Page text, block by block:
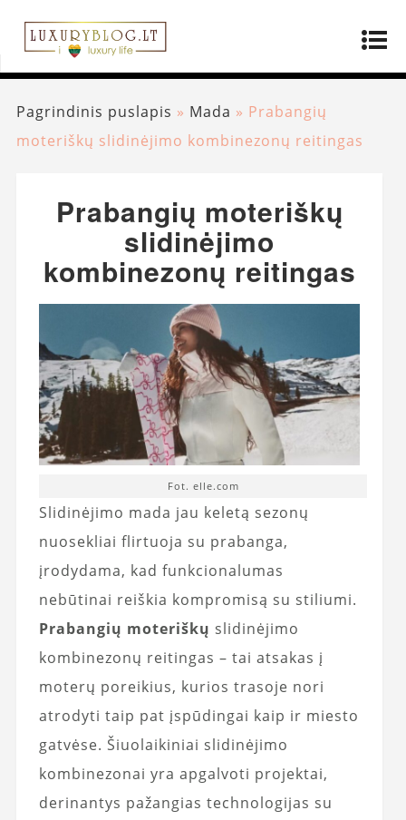
Pagrindinis puslapis » Mada » Prabangių
moteriškų slidinėjimo kombinezonų reitingas
Prabangių moteriškų
slidinėjimo
kombinezonų reitingas
Fot. elle.com
Slidinėjimo mada jau keletą sezonų
nuosekliai flirtuoja su prabanga,
įrodydama, kad funkcionalumas
nebūtinai reiškia kompromisą su stiliumi.
Prabangių moteriškų slidinėjimo
kombinezonų reitingas – tai atsakas į
moterų poreikius, kurios trasoje nori
atrodyti taip pat įspūdingai kaip ir miesto
gatvėse. Šiuolaikiniai slidinėjimo
kombinezonai yra apgalvoti projektai,
derinantys pažangias technologijas su